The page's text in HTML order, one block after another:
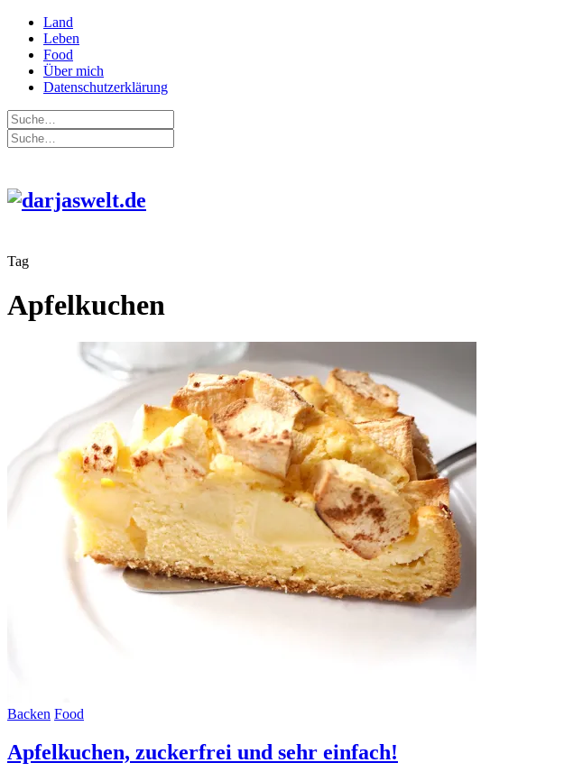
Land
Leben
Food
Über mich
Datenschutzerklärung
Tag
Apfelkuchen
Backen Food
Apfelkuchen, zuckerfrei und sehr einfach!